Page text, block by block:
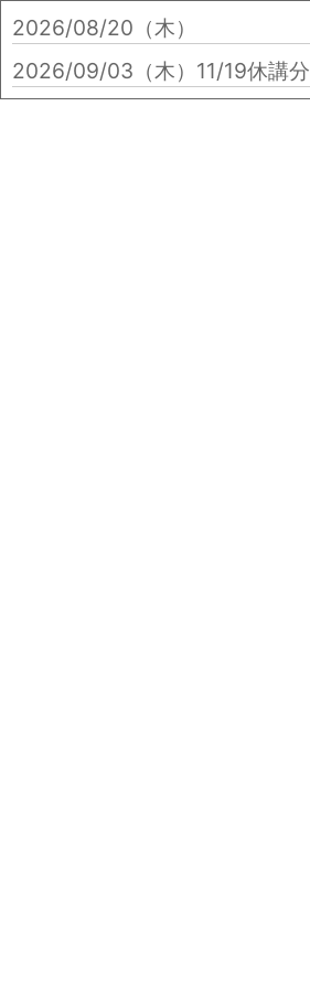
2026/08/20（木）
2026/09/03（木） 11/19休講分